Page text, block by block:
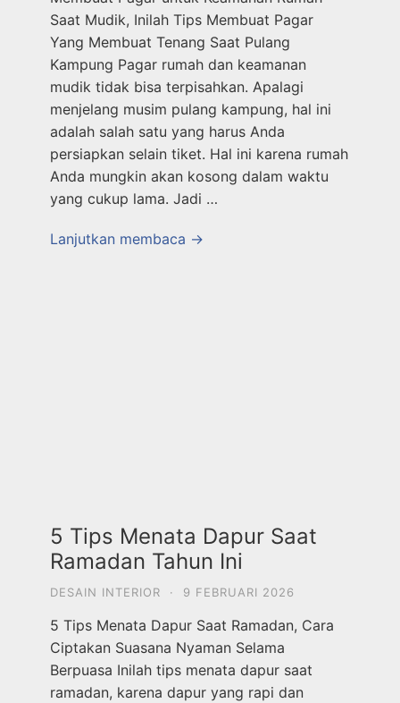
Saat Mudik, Inilah Tips Membuat Pagar
Yang Membuat Tenang Saat Pulang
Kampung Pagar rumah dan keamanan
mudik tidak bisa terpisahkan. Apalagi
menjelang musim pulang kampung, hal ini
adalah salah satu yang harus Anda
persiapkan selain tiket. Hal ini karena rumah
Anda mungkin akan kosong dalam waktu
yang cukup lama. Jadi …
Lanjutkan membaca →
5 Tips Menata Dapur Saat
Ramadan Tahun Ini
DESAIN INTERIOR · 9 FEBRUARI 2026
5 Tips Menata Dapur Saat Ramadan, Cara
Ciptakan Suasana Nyaman Selama
Berpuasa Inilah tips menata dapur saat
ramadan, karena dapur yang rapi dan